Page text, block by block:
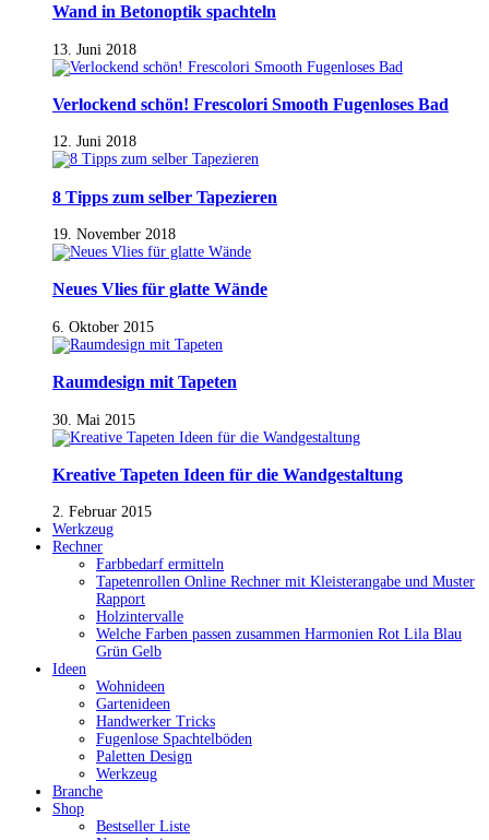
Wand in Betonoptik spachteln
13. Juni 2018
Verlockend schön! Frescolori Smooth Fugenloses Bad
12. Juni 2018
8 Tipps zum selber Tapezieren
19. November 2018
Neues Vlies für glatte Wände
6. Oktober 2015
Raumdesign mit Tapeten
30. Mai 2015
Kreative Tapeten Ideen für die Wandgestaltung
2. Februar 2015
Werkzeug
Rechner
Farbbedarf ermitteln
Tapetenrollen Online Rechner mit Kleisterangabe und Muster
Rapport
Holzintervalle
Welche Farben passen zusammen Harmonien Rot Lila Blau
Grün Gelb
Ideen
Wohnideen
Gartenideen
Handwerker Tricks
Fugenlose Spachtelböden
Paletten Design
Werkzeug
Branche
Shop
Bestseller Liste